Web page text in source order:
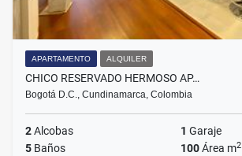
APARTAMENTO ALQUILER
CHICO RESERVADO HERMOSO AP…
Bogotá D.C., Cundinamarca, Colombia
2Alcobas 1 Garaje
5 Baños 100Área m2